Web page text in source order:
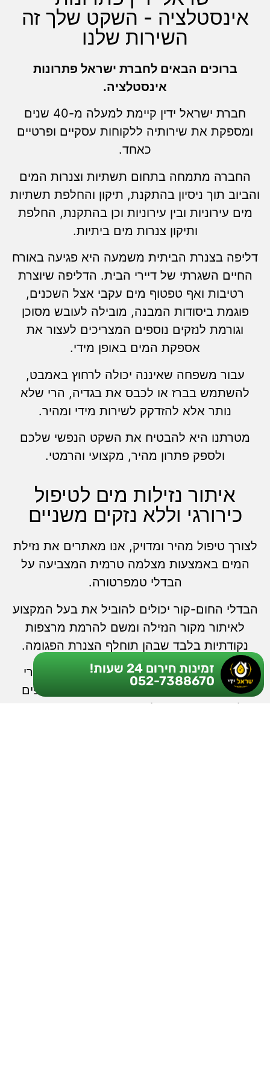
אינסטלציה - השקט שלך זה
השירות שלנו
ברוכים הבאים לחברת ישראל פתרונות
אינסטלציה.
חברת ישראל ידין קיימת למעלה מ-40 שנים
ומספקת את שירותיה ללקוחות עסקיים ופרטיים
כאחד.
החברה מתמחה בתחום תשתיות וצנרות המים
והביוב תוך ניסיון בהתקנת, תיקון והחלפת תשתיות
מים עירוניות ובין עירוניות וכן בהתקנת, החלפת
ותיקון צנרות מים ביתיות.
דליפה בצנרת הביתית משמעה היא פגיעה באורח
החיים השגרתי של דיירי הבית. הדליפה שיוצרת
רטיבות ואף טפטוף מים עקבי אצל השכנים,
פוגמת ביסודות המבנה, מובילה לעובש מסוכן
וגורמת לנזקים נוספים המצריכים לעצור את
אספקת המים באופן מידי.
עבור משפחה שאיננה יכולה לרחוץ באמבט,
להשתמש בברז או לכבס את בגדיה, הרי שלא
נותר אלא להזדקק לשירות מידי ומהיר.
מטרתנו היא להבטיח את השקט הנפשי שלכם
ולספק פתרון מהיר, מקצועי והרמטי.
איתור נזילות מים לטיפול
כירורגי וללא נזקים משניים
לצורך טיפול מהיר ומדויק, אנו מאתרים את נזילת
המים באמצעות מצלמה טרמית המצביעה על
הבדלי טמפרטורה.
הבדלי החום-קור יכולים להוביל את בעל המקצוע
לאיתור מקור הנזילה ומשם להרמת מרצפות
נקודתיות בלבד שבהן תוחלף הצנרת הפגומה.
לצד מכשיר זה המספק תוצאות מדויקות, הרי
שלעתים אנו עושים שימוש במכשירים נוספים
לרבות מכשיר בעל חיישנים רגישים במיוחד.
זמינות חירום 24 שעות!
052-7388670